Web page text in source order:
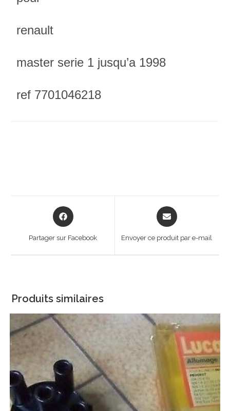
renault
master serie 1 jusqu’a 1998
ref 7701046218
Opens
in
Partager sur Facebook
Opens
in
new
Envoyer ce produit par e-mail
Produits similaires